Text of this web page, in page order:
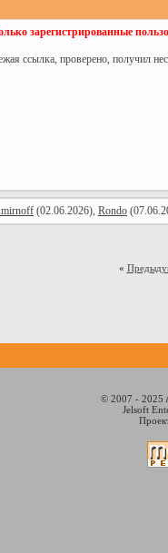
зарегистрированные
ссылка, проверено, получил
(02.06.2026), Rondo
«
© 2007 - 2025
Jelsoft